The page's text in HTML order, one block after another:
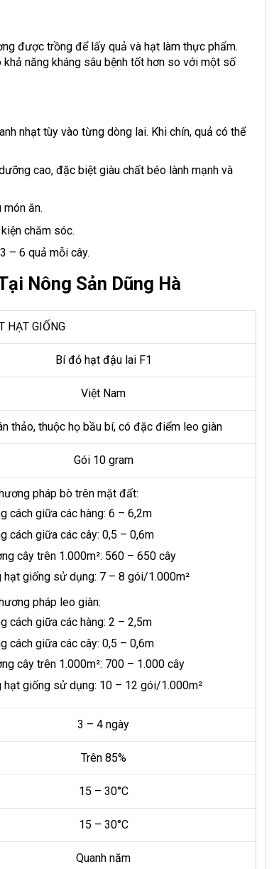
được trồng để lấy quả và hạt làm thực phẩm.
năng kháng sâu bệnh tốt hơn so với một số
nhạt tùy vào từng dòng lai. Khi chín, quả có thể
cao, đặc biệt giàu chất béo lành mạnh và
món ăn.
chăm sóc.
– 6 quả mỗi cây.
Nông Sản Dũng Hà
HẠT GIỐNG
Bí đỏ hạt đậu lai F1
Việt Nam
thảo, thuộc họ bầu bí, có đặc điểm leo giàn
Gói 10 gram
pháp bò trên mặt đất:
cách giữa các hàng: 6 – 6,2m
cách giữa các cây: 0,5 – 0,6m
cây trên 1.000m²: 560 – 650 cây
hạt giống sử dụng: 7 – 8 gói/1.000m²
pháp leo giàn:
cách giữa các hàng: 2 – 2,5m
cách giữa các cây: 0,5 – 0,6m
cây trên 1.000m²: 700 – 1.000 cây
hạt giống sử dụng: 10 – 12 gói/1.000m²
3 – 4 ngày
Trên 85%
15 – 30°C
15 – 30°C
Quanh năm